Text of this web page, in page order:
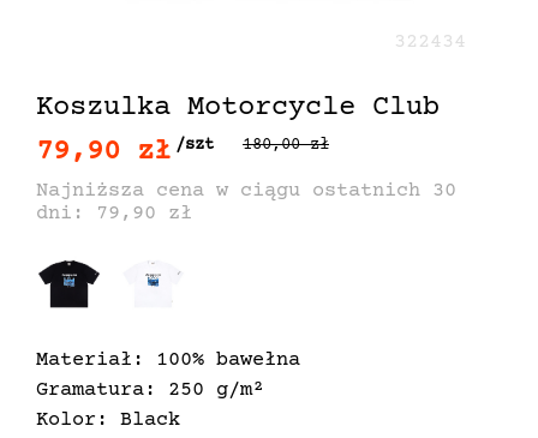
Koszulka Motorcycle Club
322434
79,90 zł /szt 180,00 zł
Najniższa cena w ciągu ostatnich 30
dni: 79,90 zł
Materiał: 100% bawełna
Gramatura: 250 g/m²
Kolor: Black